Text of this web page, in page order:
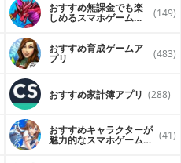
おすすめ無課金でも楽
しめるスマホゲームア (149)
おすすめ育成ゲームア
プリ (483)
おすすめ家計簿アプリ (288)
おすすめキャラクターが
魅力的なスマホゲームア (41)